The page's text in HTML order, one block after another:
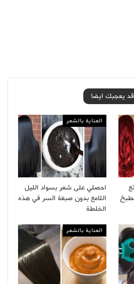
قد يعجبك ايضا
العناية بالشعر
احصلي على شعر بسواد الليل
اللامع بدون صبغة السر في هذه
الخلطة
العناية بالشعر